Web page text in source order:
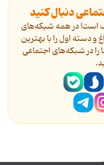
دنبال کنید
است! در همه شبکه‌های
دسته اول را با بهترین
را در شبکه‌های اجتماعی